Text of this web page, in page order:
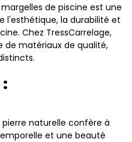
de piscine est une
l'esthétique, la durabilité et
Chez TressCarrelage,
de matériaux de qualité,
pierre naturelle confère à
et une beauté